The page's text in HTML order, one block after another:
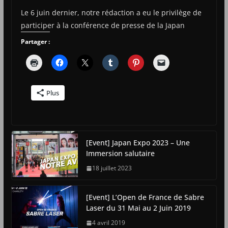
Le 6 juin dernier, notre rédaction a eu le privilège de
participer à la conférence de presse de la Japan
Partager :
Plus
[Event] Japan Expo 2023 – Une
Immersion salutaire
18 juillet 2023
[Event] L’Open de France de Sabre
Laser du 31 Mai au 2 Juin 2019
4 avril 2019